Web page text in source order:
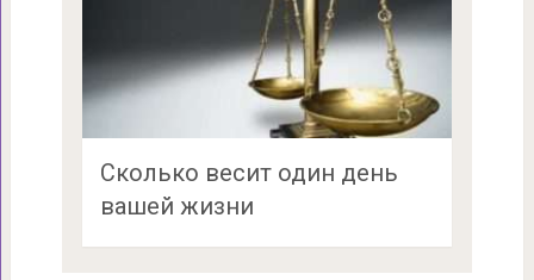
Сколько весит один день
вашей жизни